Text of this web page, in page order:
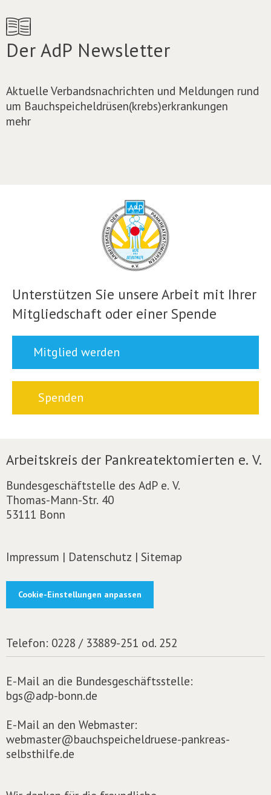
Der AdP Newsletter
Aktuelle Verbandsnachrichten und Meldungen rund
um Bauchspeicheldrüsen(krebs)erkrankungen
mehr
Unterstützen Sie unsere Arbeit mit Ihrer
Mitgliedschaft oder einer Spende
Mitglied werden
Spenden
Arbeitskreis der Pankreatektomierten e. V.
Bundesgeschäftstelle des AdP e. V.
Thomas-Mann-Str. 40
53111 Bonn
Impressum | Datenschutz | Sitemap
Cookie-Einstellungen anpassen
Telefon: 0228 / 33889-251 od. 252
E-Mail an die Bundesgeschäftsstelle:
bgs@adp-bonn.de
E-Mail an den Webmaster:
webmaster@bauchspeicheldruese-pankreas-
selbsthilfe.de